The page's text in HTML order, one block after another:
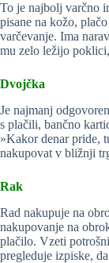
To je najbolj varčno
pisane na kožo,
varčevanje. Ima
mu zelo ležijo
Dvojčka
Je najmanj
s plačili, bančno
»Kakor denar pride,
nakupovat v bližnji
Rak
Rad nakupuje na
nakupovanje na
plačilo. Vzeti
pregleduje izpiske,